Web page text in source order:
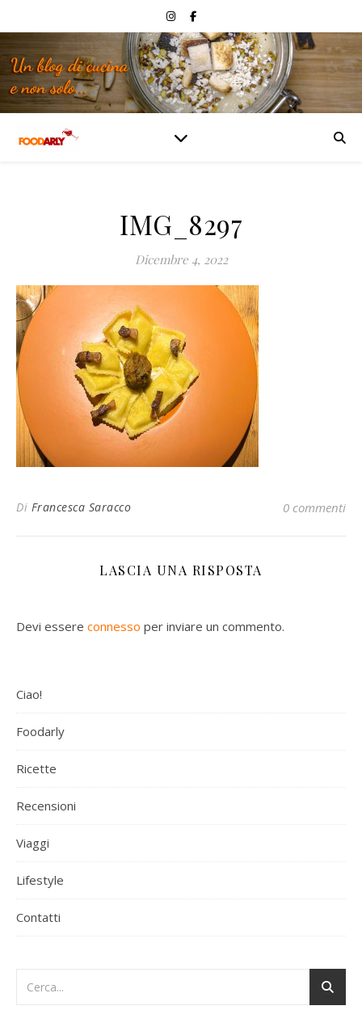
IMG_8297
Dicembre 4, 2022
Di Francesca Saracco 0 commenti
LASCIA UNA RISPOSTA
Devi essere connesso per inviare un commento.
Ciao!
Foodarly
Ricette
Recensioni
Viaggi
Lifestyle
Contatti